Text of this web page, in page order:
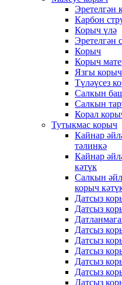
Эретелгән
Карбон
Корыч үлә
Эретелгән
Корыч
Корыч
Язгы корыч
Түләүсез
Салкын
Салкын
Корал
Тутыкмас корыч
Кайнар
тәлинкә
Кайнар
кәтүк
Салкын
корыч
Датсыз
Датсыз
Датсыз
Датсыз
Датсыз
Датсыз
Датсыз
Датсыз